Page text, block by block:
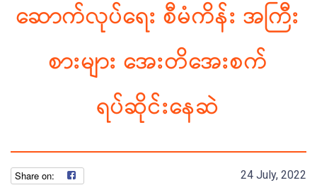
ဆောက်လုပ်ရေး စီမံကိန်း အကြီး
စားများ အေးတိအေးစက်
ရပ်ဆိုင်းနေဆဲ
24 July, 2022